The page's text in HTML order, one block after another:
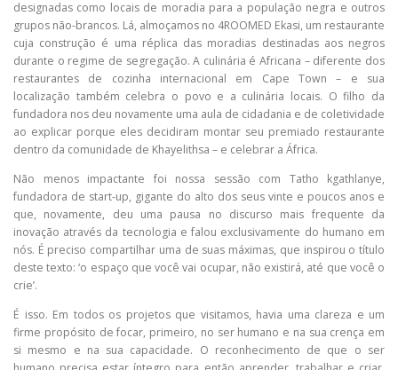
designadas como locais de moradia para a população negra e outros
grupos não-brancos. Lá, almoçamos no 4ROOMED Ekasi, um restaurante
cuja construção é uma réplica das moradias destinadas aos negros
durante o regime de segregação. A culinária é Africana – diferente dos
restaurantes de cozinha internacional em Cape Town – e sua
localização também celebra o povo e a culinária locais. O filho da
fundadora nos deu novamente uma aula de cidadania e de coletividade
ao explicar porque eles decidiram montar seu premiado restaurante
dentro da comunidade de Khayelithsa – e celebrar a África.
Não menos impactante foi nossa sessão com Tatho kgathlanye,
fundadora de start-up, gigante do alto dos seus vinte e poucos anos e
que, novamente, deu uma pausa no discurso mais frequente da
inovação através da tecnologia e falou exclusivamente do humano em
nós. É preciso compartilhar uma de suas máximas, que inspirou o título
deste texto: ‘o espaço que você vai ocupar, não existirá, até que você o
crie’.
É isso. Em todos os projetos que visitamos, havia uma clareza e um
firme propósito de focar, primeiro, no ser humano e na sua crença em
si mesmo e na sua capacidade. O reconhecimento de que o ser